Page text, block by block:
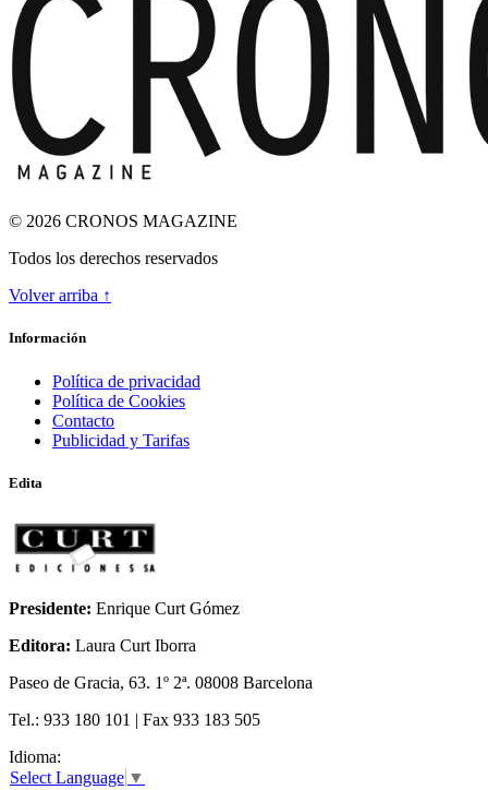
© 2026 CRONOS MAGAZINE
Todos los derechos reservados
Volver arriba ↑
Información
Política de privacidad
Política de Cookies
Contacto
Publicidad y Tarifas
Edita
Presidente: Enrique Curt Gómez
Editora: Laura Curt Iborra
Paseo de Gracia, 63. 1º 2ª. 08008 Barcelona
Tel.: 933 180 101 | Fax 933 183 505
Idioma:
Select Language ▼